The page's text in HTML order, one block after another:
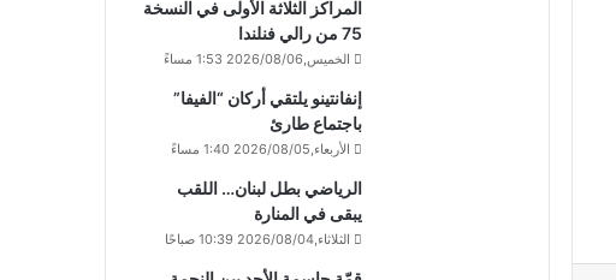
المراكز الثلاثة الأولى في النسخة
75 من رالي فنلندا
الخميس,2026/08/06 1:53 مساءً
إنفانتينو يلتقي أركان “الفيفا”
باجتماع طارئ
الأربعاء,2026/08/05 1:40 مساءً
الرياضي بطل لبنان… اللقب
يبقى في المنارة
الثلاثاء,2026/08/04 10:39 صباحًا